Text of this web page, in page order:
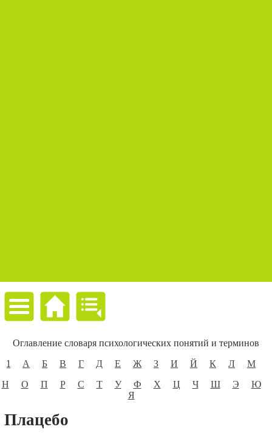
Оглавление словаря психологических понятий и терминов
1
А Б В Г Д Е Ж З И Й К Л
М
Н
О П Р С Т У Ф Х Ц Ч Ш Э
Ю
Я
Плацебо